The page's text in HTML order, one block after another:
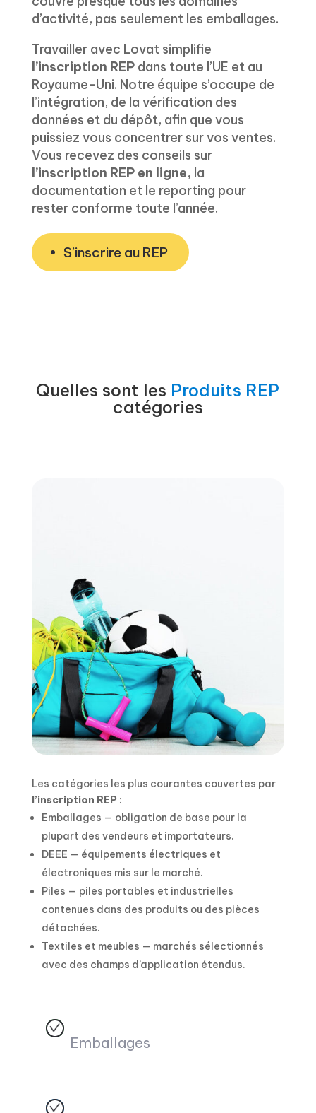
d’activité, pas seulement les emballages.
Travailler avec Lovat simplifie
l’inscription REPdans toute l’UE et au
Royaume-Uni. Notre équipe s’occupe de
l’intégration, de la vérification des
données et du dépôt, afin que vous
puissiez vous concentrer sur vos ventes.
Vous recevez des conseils sur
l’inscription REP en ligne, la
documentation et le reporting pour
rester conforme toute l’année.
S’inscrire au REP
Quelles sont les Produits REP
catégories
Les catégories les plus courantes couvertes par
l’inscription REP :
Emballages — obligation de base pour la
plupart des vendeurs et importateurs.
DEEE — équipements électriques et
électroniques mis sur le marché.
Piles — piles portables et industrielles
contenues dans des produits ou des pièces
détachées.
Textiles et meubles — marchés sélectionnés
avec des champs d’application étendus.
Emballages